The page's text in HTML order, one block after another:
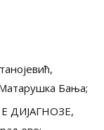
Бања;
ДИЈАГНОЗЕ,